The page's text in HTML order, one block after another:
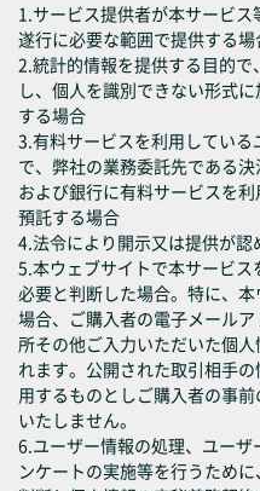
1.サービス提供者が本サービ
遂行に必要な範囲で提供する場
2.統計的情報を提供する目的
し、個人を識別できない形式
する場合
3.有料サービスを利用してい
で、弊社の業務委託先である
および銀行に有料サービスを
預託する場合
4.法令により開示又は提供が認
5.本ウェブサイトで本サービ
必要と判断した場合。特に、
場合、ご購入者の電子メール
所その他ご入力いただいた個
れます。公開された取引相手
用するものとしご購入者の事
いたしません。
6.ユーザー情報の処理、ユー
ンケートの実施等を行うため